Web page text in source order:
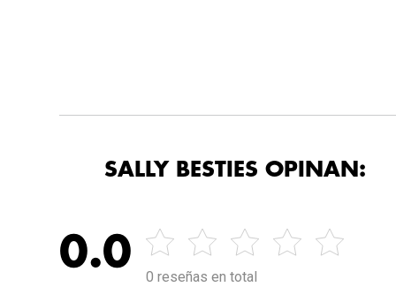
SALLY BESTIES OPINAN:
0.0
0 reseñas en total